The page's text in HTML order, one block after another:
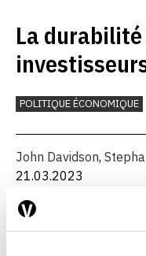
La
POLITIQUE ÉCONOMIQUE
John Davidson,
21.03.2023